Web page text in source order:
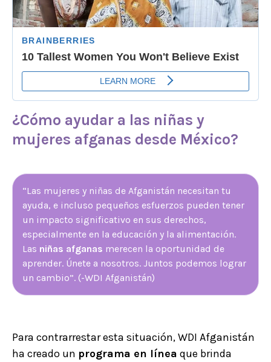
¿Cómo ayudar a las niñas y
mujeres afganas desde México?
“Las mujeres y niñas de Afganistán necesitan tu
ayuda, e incluso pequeños esfuerzos pueden tener
un impacto significativo en sus derechos,
especialmente en la educación y la alimentación.
Las niñas afganas merecen la oportunidad de
aprender. Únete a nosotros. Juntos podemos lograr
un cambio”. (-WDI Afganistán)
Para contrarrestar esta situación, WDI Afganistán
ha creado un programa en línea que brinda